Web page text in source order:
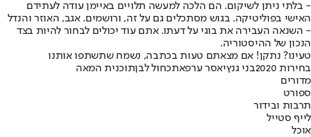
- בלתי ניתן לשיקום. הם הלכה למעשה תלויים באיימן עודה לעתידם
האישי בפוליטיקה. בגוש מסתכלים גם על זה, ורושמים. אגב, האוזר והנדל
- השנאה העבירה את בוגי על דעתו. אתם עוד יכולים לבחור להיות בצד
הנכון של ההיסטוריה.
טעינו? נתקן! אם מצאתם טעות בכתבה, נשמח שתשתפו אותנו
בחירות 2020
בני גנץיאסר ערפאתכחול לבןתוכנית המאה
מדורים
ספורט
תרבות ובידור
לייף סטייל
אוכל